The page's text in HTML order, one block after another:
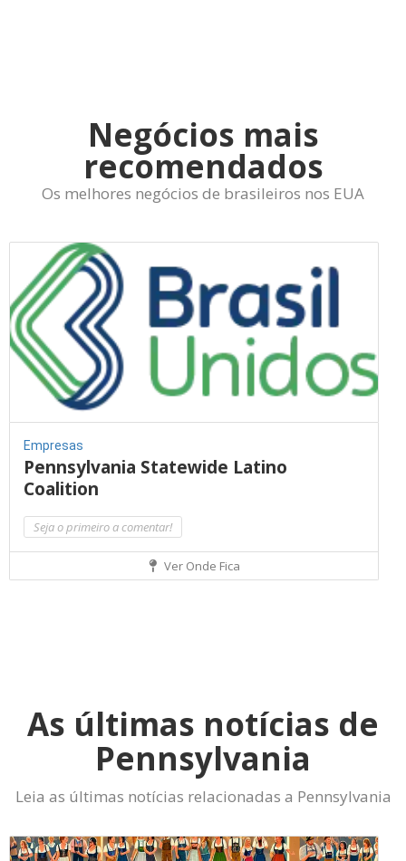
Negócios mais
recomendados
Os melhores negócios de brasileiros nos EUA
Empresas
Pennsylvania Statewide Latino
Coalition
Seja o primeiro a comentar!
Ver Onde Fica
As últimas notícias de
Pennsylvania
Leia as últimas notícias relacionadas a Pennsylvania